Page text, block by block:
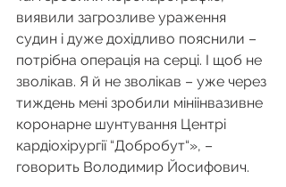
виявили загрозливе ураження
судин і дуже дохідливо пояснили –
потрібна операція на серці. І щоб не
зволікав. Я й не зволікав – уже через
тиждень мені зробили мініінвазивне
коронарне шунтування Центрі
кардіохірургії “Добробут“», –
говорить Володимир Йосифович.